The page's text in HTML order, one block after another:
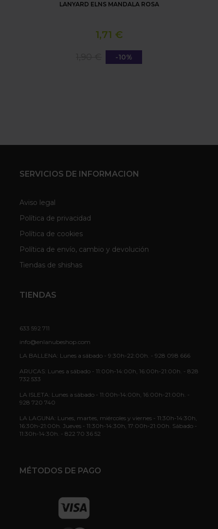
LANYARD ELNS MANDALA ROSA
1,71 €
-10%
SERVICIOS DE INFORMACION
Aviso legal
Política de privacidad
Política de cookies
Política de envío, cambio y devolución
Tiendas de shishas
TIENDAS
633 592 711
info@enlanubeshop.com
LA BALLENA: Lunes a sábado - 9:30h-22:00h. - 928 098 666
ARUCAS: Lunes a sábado - 11:00h-14:00h, 16:00h-21:00h. - 828
732 533
LA ISLETA: Lunes a sábado - 11:00h-14:00h, 16:00h-21:00h. -
928 720 740
LA LAGUNA: Lunes, martes, miércoles y viernes - 11:30h-14:30h,
16:30h-21:00h. Jueves - 11:30h-14:30h, 17:00h-21:00h. Sábado -
11:30h-14:30h. - 822 70 36 52
MÉTODOS DE PAGO